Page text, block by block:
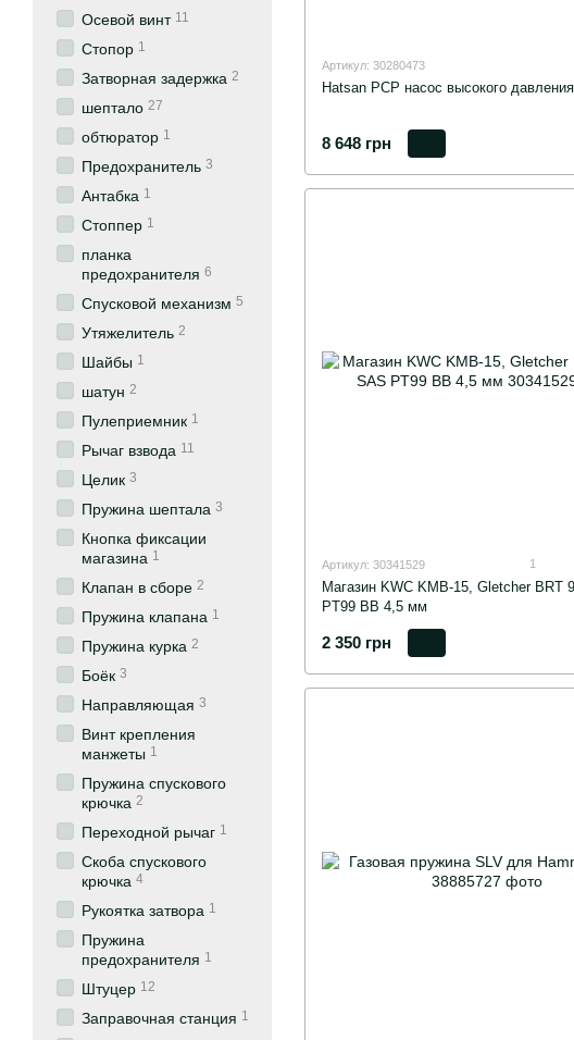
Артикул: 30280473
Hatsan PCP насос высокого давления
8 648 грн
Артикул: 30341529 1
Магазин KWC KMB-15, Gletcher BRT
PT99 BB 4,5 мм
2 350 грн
Осевой винт 11
Стопор 1
Затворная задержка 2
шептало 27
обтюратор 1
Предохранитель 3
Антабка 1
Стоппер 1
планка
предохранителя 6
Спусковой механизм 5
Утяжелитель 2
Шайбы 1
шатун 2
Пулеприемник 1
Рычаг взвода 11
Целик 3
Пружина шептала 3
Кнопка фиксации
магазина 1
Клапан в сборе 2
Пружина клапана 1
Пружина курка 2
Боёк 3
Направляющая 3
Винт крепления
манжеты 1
Пружина спускового
крючка 2
Переходной рычаг 1
Скоба спускового
крючка 4
Рукоятка затвора 1
Пружина
предохранителя 1
Штуцер 12
Заправочная станция 1